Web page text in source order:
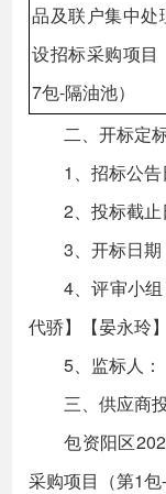
品及联户集中处
设招标采购项目
7包-隔油池）
二、开标定
1、招标公
2、投标截
3、开标日
4、评审小
代骄】【晏永玲
5、监标人：
三、供应商
包资阳区
采购项目（第1包